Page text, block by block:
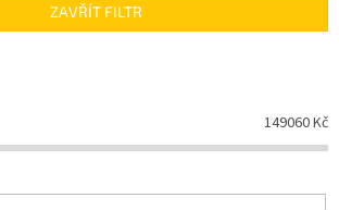
ZAVŘÍT FILTR
149060Kč